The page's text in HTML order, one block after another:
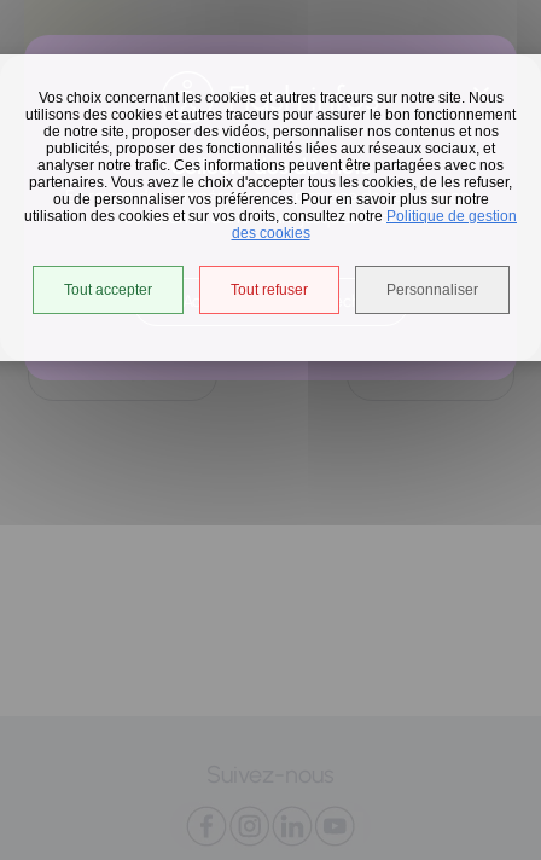
Vos choix concernant les cookies et autres traceurs sur notre site. Nous
utilisons des cookies et autres traceurs pour assurer le bon fonctionnement
de notre site, proposer des vidéos, personnaliser nos contenus et nos
publicités, proposer des fonctionnalités liées aux réseaux sociaux, et
analyser notre trafic. Ces informations peuvent être partagées avec nos
partenaires. Vous avez le choix d'accepter tous les cookies, de les refuser,
ou de personnaliser vos préférences. Pour en savoir plus sur notre
utilisation des cookies et sur vos droits, consultez notre Politique de gestion
des cookies
Tout accepter Tout refuser Personnaliser
Flash infos
Collecte des déchets
En raison des températures, le passage de nos camions
est avancé d'une heure jusqu'au 14 août.
Accéder à l'univers déchets
©OpenStreetMap contributeurs.
50 m
Retour à la liste